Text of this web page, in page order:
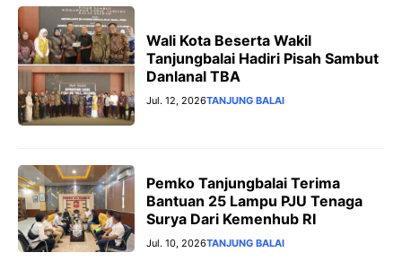
Wali Kota Beserta Wakil
Tanjungbalai Hadiri Pisah Sambut
Danlanal TBA
Jul. 12, 2026TANJUNG BALAI
Pemko Tanjungbalai Terima
Bantuan 25 Lampu PJU Tenaga
Surya Dari Kemenhub RI
Jul. 10, 2026TANJUNG BALAI